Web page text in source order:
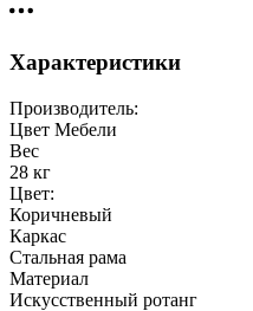
Характеристики
Производитель:
Цвет Мебели
Вес
28 кг
Цвет:
Коричневый
Каркас
Стальная рама
Материал
Искусственный ротанг